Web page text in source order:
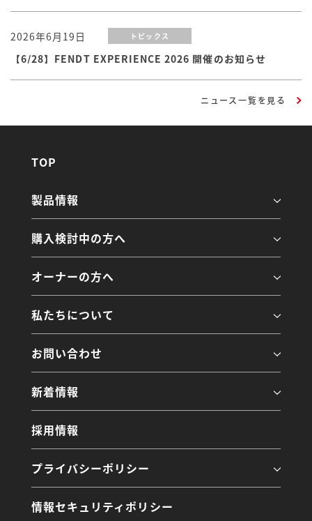
2026年6月19日 トピックス
【6/28】FENDT EXPERIENCE 2026 開催のお知らせ
ニュース一覧を見る
TOP
製品情報
購入検討中の方へ
オーナーの方へ
私たちについて
お問い合わせ
新着情報
採用情報
プライバシーポリシー
情報セキュリティポリシー